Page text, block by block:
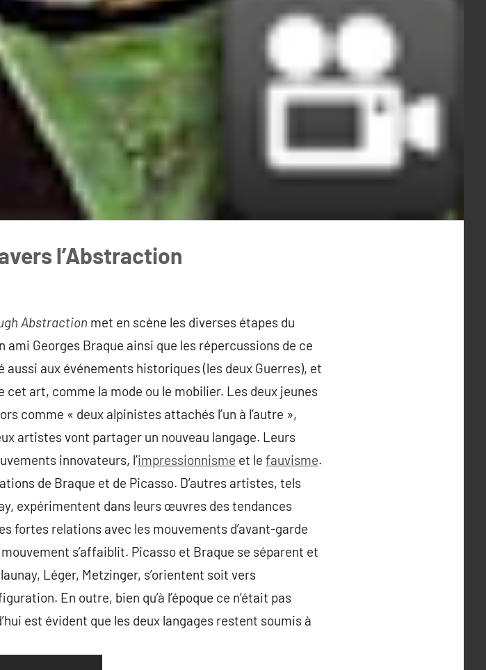
l’Abstraction
Abstraction met en scène les diverses étapes du
Georges Braque ainsi que les répercussions de ce
aux événements historiques (les deux Guerres), et
art, comme la mode ou le mobilier. Les deux jeunes
comme « deux alpinistes attachés l’un à l’autre »,
artistes vont partager un nouveau langage. Leurs
innovateurs, l’impressionnisme et le fauvisme.
de Braque et de Picasso. D’autres artistes, tels
expérimentent dans leurs œuvres des tendances
fortes relations avec les mouvements d’avant-garde
s’affaiblit. Picasso et Braque se séparent et
Léger, Metzinger, s’orientent soit vers
En outre, bien qu’à l’époque ce n’était pas
est évident que les deux langages restent soumis à